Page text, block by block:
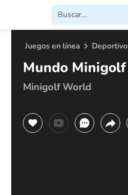
Juegos en línea Deportivo
Mundo Minigolf
Minigolf World